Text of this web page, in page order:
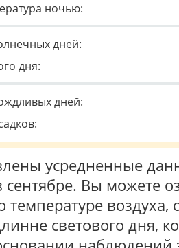
ночью:
дней:
дня:
дней:
усредненные
Вы можете
воздуха,
светового дня,